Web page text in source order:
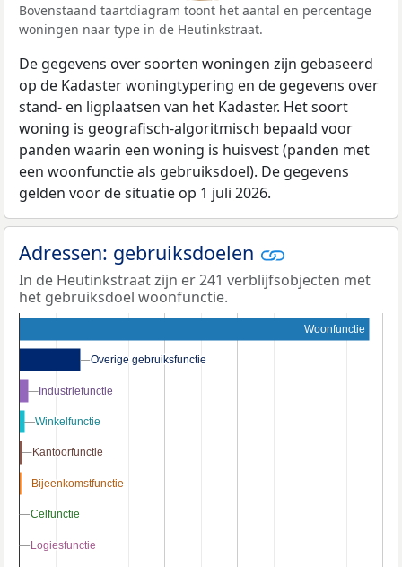
Bovenstaand taartdiagram toont het aantal en percentage
woningen naar type in de Heutinkstraat.
De gegevens over soorten woningen zijn gebaseerd
op de Kadaster woningtypering en de gegevens over
stand- en ligplaatsen van het Kadaster. Het soort
woning is geografisch-algoritmisch bepaald voor
panden waarin een woning is huisvest (panden met
een woonfunctie als gebruiksdoel). De gegevens
gelden voor de situatie op 1 juli 2026.
Adressen: gebruiksdoelen
In de Heutinkstraat zijn er 241 verblijfsobjecten met
het gebruiksdoel woonfunctie.
Woonfunctie
Overige gebruiksfunctie
Overige gebruiksfunctie
Industriefunctie
Industriefunctie
Winkelfunctie
Winkelfunctie
Kantoorfunctie
Kantoorfunctie
Bijeenkomstfunctie
Bijeenkomstfunctie
Celfunctie
Celfunctie
Logiesfunctie
Logiesfunctie